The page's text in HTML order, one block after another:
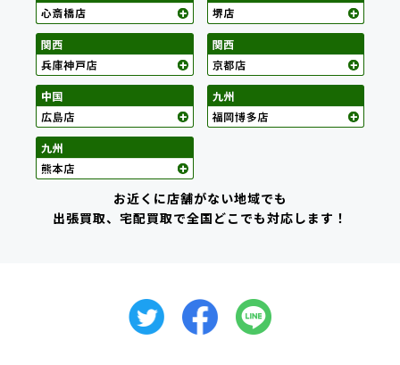
お近くに店舗がない地域でも
出張買取、宅配買取で全国どこでも対応します！